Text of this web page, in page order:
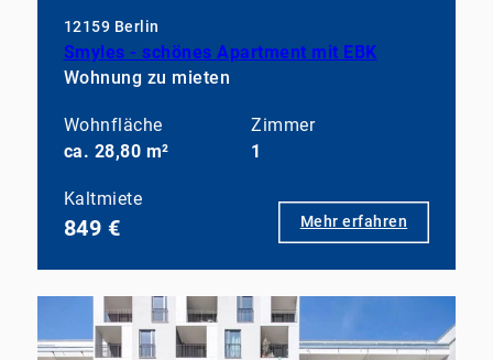
12159 Berlin
Smyles - schönes Apartment mit EBK
Wohnung zu mieten
Wohnfläche
ca. 28,80 m²
Zimmer
1
Kaltmiete
849 € Mehr erfahren